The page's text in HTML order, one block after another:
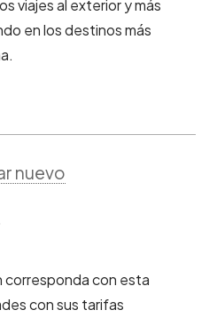
viajes al exterior y más
en los destinos más
nuevo
corresponda con esta
con sus tarifas